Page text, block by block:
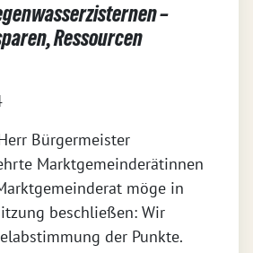
–
Ressourcen
Bürgermeister
Marktgemeinderätinnen
möge in
beschließen: Wir
der Punkte.